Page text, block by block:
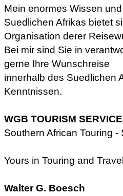
Mein enormes Wissen
Suedlichen Afrikas bietet
Organisation derer
Bei mir sind Sie in
gerne Ihre Wunschreise
innerhalb des Suedlichen
Kenntnissen.
WGB TOURISM
Southern African Touring -
Yours in Touring and Travel
Walter G. Boesch